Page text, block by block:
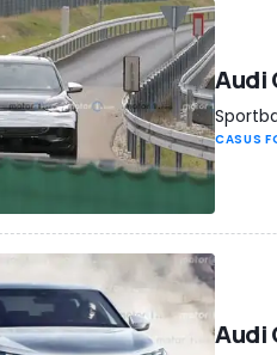
Audi
CASUS
Audi